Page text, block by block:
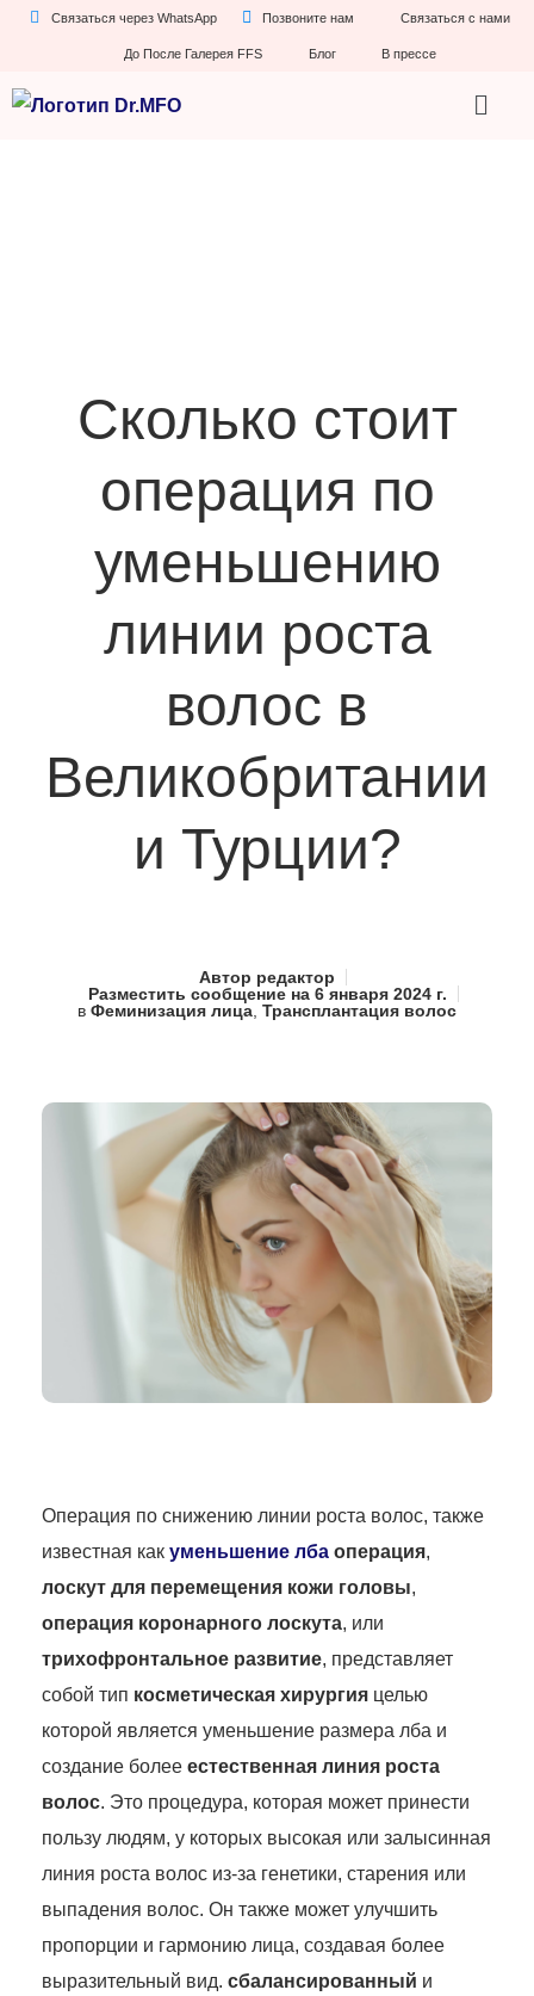
Связаться через WhatsApp Позвоните нам Связаться с нами
До После Галерея FFS Блог В прессе
Сколько стоит
операция по
уменьшению
линии роста
волос в
Великобритании
и Турции?
Автор редактор
Разместить сообщение на6 января 2024 г.
в Феминизация лица, Трансплантация волос
Операция по снижению линии роста волос, также
известная как уменьшение лба операция,
лоскут для перемещения кожи головы,
операция коронарного лоскута, или
трихофронтальное развитие, представляет
собой тип косметическая хирургия целью
которой является уменьшение размера лба и
создание более естественная линия роста
волос. Это процедура, которая может принести
пользу людям, у которых высокая или залысинная
линия роста волос из-за генетики, старения или
выпадения волос. Он также может улучшить
пропорции и гармонию лица, создавая более
выразительный вид. сбалансированный и